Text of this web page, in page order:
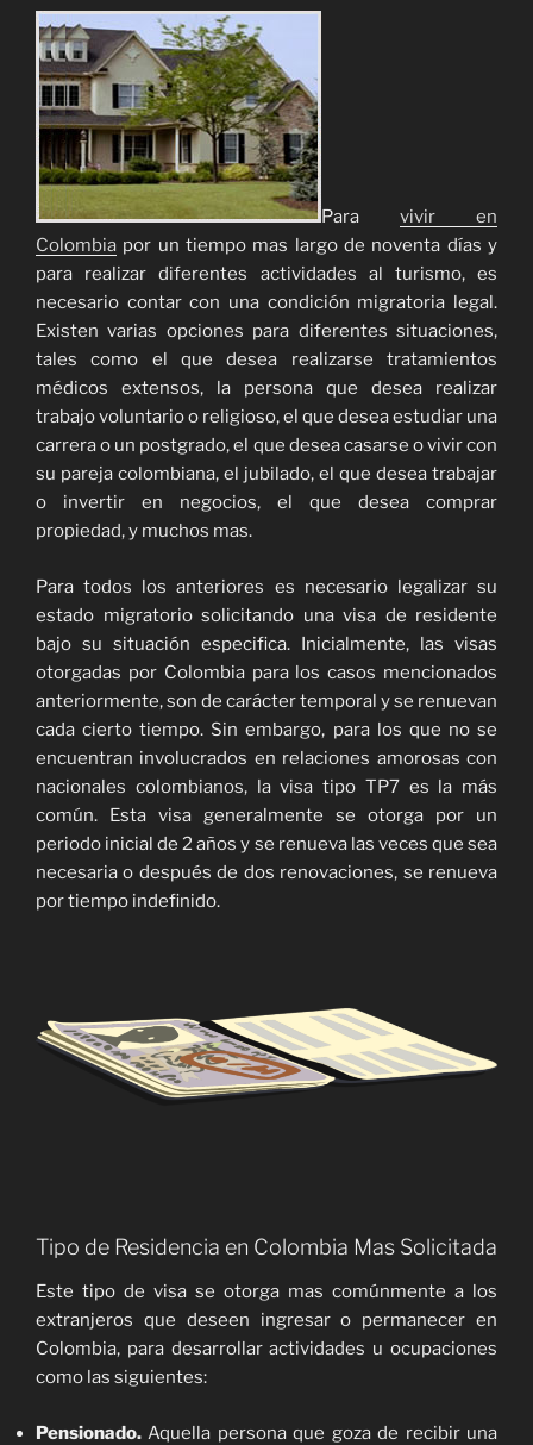
Para vivir en
Colombia por un tiempo mas largo de noventa días y
para realizar diferentes actividades al turismo, es
necesario contar con una condición migratoria legal.
Existen varias opciones para diferentes situaciones,
tales como el que desea realizarse tratamientos
médicos extensos, la persona que desea realizar
trabajo voluntario o religioso, el que desea estudiar una
carrera o un postgrado, el que desea casarse o vivir con
su pareja colombiana, el jubilado, el que desea trabajar
o invertir en negocios, el que desea comprar
propiedad, y muchos mas.
Para todos los anteriores es necesario legalizar su
estado migratorio solicitando una visa de residente
bajo su situación especifica. Inicialmente, las visas
otorgadas por Colombia para los casos mencionados
anteriormente, son de carácter temporal y se renuevan
cada cierto tiempo. Sin embargo, para los que no se
encuentran involucrados en relaciones amorosas con
nacionales colombianos, la visa tipo TP7 es la más
común. Esta visa generalmente se otorga por un
periodo inicial de 2 años y se renueva las veces que sea
necesaria o después de dos renovaciones, se renueva
por tiempo indefinido.
Tipo de Residencia en Colombia Mas Solicitada
Este tipo de visa se otorga mas comúnmente a los
extranjeros que deseen ingresar o permanecer en
Colombia, para desarrollar actividades u ocupaciones
como las siguientes:
Pensionado. Aquella persona que goza de recibir una